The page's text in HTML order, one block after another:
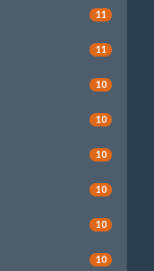
11
11
10
10
10
10
10
10